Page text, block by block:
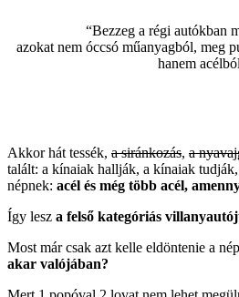
“Bezzeg a régi autókban
azokat nem óccsó műanyagból, meg
hanem
Akkor hát tessék, a siránkozás, a
talált: a kínaiak hallják, a kínaiak
népnek: acél és még több acél,
Így lesz a felső kategóriás
Most már csak azt kelle eldöntenie a
akar valójában?